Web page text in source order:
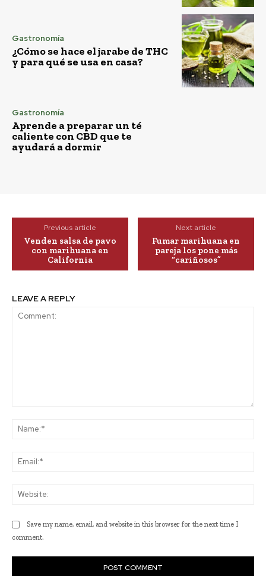
Gastronomía
¿Cómo se hace el jarabe de THC
y para qué se usa en casa?
Gastronomía
Aprende a preparar un té
caliente con CBD que te
ayudará a dormir
Previous article
Venden salsa de pavo
con marihuana en
California
Next article
Fumar marihuana en
pareja los pone más
“cariñosos”
LEAVE A REPLY
Save my name, email, and website in this browser for the next time I
comment.